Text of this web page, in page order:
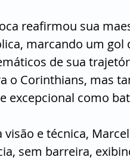
reafirmou sua
marcando um
de sua
o Corinthians, mas
excepcional como
e técnica,
sem barreira,